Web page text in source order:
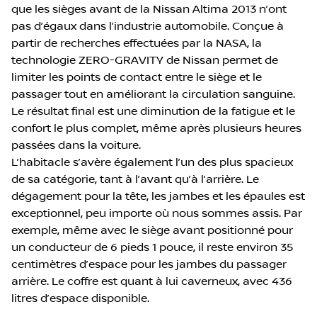
que les sièges avant de la Nissan Altima 2013 n’ont
pas d’égaux dans l’industrie automobile. Conçue à
partir de recherches effectuées par la NASA, la
technologie ZERO-GRAVITY de Nissan permet de
limiter les points de contact entre le siège et le
passager tout en améliorant la circulation sanguine.
Le résultat final est une diminution de la fatigue et le
confort le plus complet, même après plusieurs heures
passées dans la voiture.
L’habitacle s’avère également l’un des plus spacieux
de sa catégorie, tant à l’avant qu’à l’arrière. Le
dégagement pour la tête, les jambes et les épaules est
exceptionnel, peu importe où nous sommes assis. Par
exemple, même avec le siège avant positionné pour
un conducteur de 6 pieds 1 pouce, il reste environ 35
centimètres d’espace pour les jambes du passager
arrière. Le coffre est quant à lui caverneux, avec 436
litres d’espace disponible.